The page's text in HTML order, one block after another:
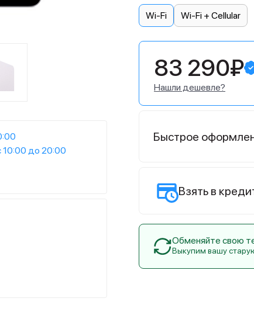
10:00 до 20:00
Wi-Fi Wi-Fi + Cellular
83 290₽
Нашли дешевле?
Быстрое
Взять в
Обменяйте свою
Выкупим вашу